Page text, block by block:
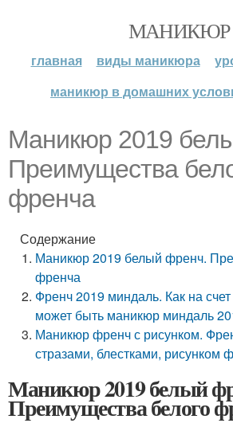
МАНИКЮР
главная виды маникюра
маникюр в домашних
Маникюр 2019
Преимущества
френча
Содержание
Маникюр 2019 белый френч.
френча
Френч 2019 миндаль. Как на
может быть маникюр миндаль
Маникюр френч с рисунком.
стразами, блестками, рисунком
Маникюр 2019 белый
Преимущества белого